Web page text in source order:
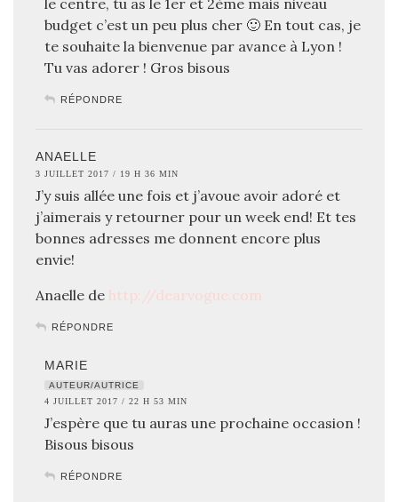
budget c’est un peu plus cher 🙂 En tout cas, je
te souhaite la bienvenue par avance à Lyon !
Tu vas adorer ! Gros bisous
RÉPONDRE
ANAELLE
3 JUILLET 2017 / 19 H 36 MIN
J’y suis allée une fois et j’avoue avoir adoré et
j’aimerais y retourner pour un week end! Et tes
bonnes adresses me donnent encore plus
envie!
Anaelle de http://dearvogue.com
RÉPONDRE
MARIE
AUTEUR/AUTRICE
4 JUILLET 2017 / 22 H 53 MIN
J’espère que tu auras une prochaine occasion !
Bisous bisous
RÉPONDRE